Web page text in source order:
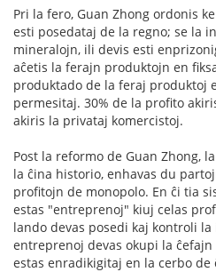
Pri la fero, Guan Zhong ordonis
esti posedataj de la regno; se la
mineralojn, ili devis esti
aĉetis la ferajn produktojn en
produktado de la feraj produktoj
permesitaj. 30% de la profito
akiris la privataj komercistoj.
Post la reformo de Guan Zhong,
la ĉina historio, enhavas du
profitojn de monopolo. En ĉi tia
estas "entreprenoj" kiuj celas
lando devas posedi kaj kontroli
entreprenoj devas okupi la
estas enradikigitaj en la cerbo de